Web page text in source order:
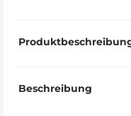
Beschreibung